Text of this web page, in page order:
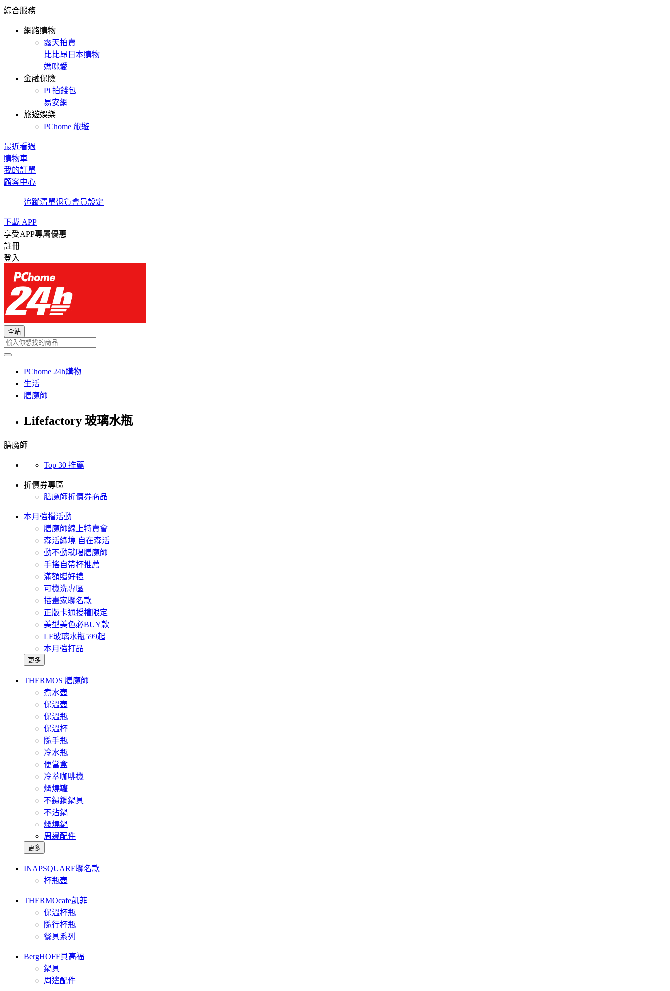
綜合服務
網路購物
露天拍賣
比比昂日本購物
媽咪愛
金融保險
Pi 拍錢包
易安網
旅遊娛樂
PChome 旅遊
最近看過
購物車
我的訂單
顧客中心
追蹤清單退貨會員設定
下載 APP
享受APP專屬優惠
註冊
登入
全站
PChome 24h購物
生活
膳魔師
Lifefactory 玻璃水瓶
膳魔師
Top 30 推薦
折價券專區
膳魔師折價券商品
本月強檔活動
膳魔師線上特賣會
森活綠境 自在森活
動不動就喝膳魔師
手搖自帶杯推薦
滿額贈好禮
可機洗專區
插畫家聯名款
正版卡通授權限定
美型美色必BUY款
LF玻璃水瓶599起
本月強打品
更多
THERMOS 膳魔師
煮水壺
保溫壺
保溫瓶
保溫杯
隨手瓶
冷水瓶
便當盒
冷萃咖啡機
燜燒罐
不鏽鋼鍋具
不沾鍋
燜燒鍋
周邊配件
更多
INAPSQUARE聯名款
杯瓶壺
THERMOcafe凱菲
保溫杯瓶
隨行杯瓶
餐具系列
BergHOFF貝高福
鍋具
周邊配件